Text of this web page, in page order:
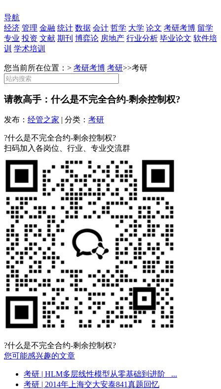
导航
经济 管理 金融 统计 数据 会计 哲学 大学 论文 考研考博 留学
专业 投资 文献 期刊 博弈论 房地产 行业分析 毕业论文 软件培
训 学术培训
您当前所在位置：> 考研考博 考研>>考研
请教高手：什么是不完全合约-剩余控制权?
发布： 经管之家 | 分类： 考研
?什么是不完全合约-剩余控制权?
扫码加入各岗位、行业、专业交流群
?什么是不完全合约-剩余控制权?
您可能感兴趣的文章
考研 | HLM多层线性模型从零基础到进阶_ ...
考研 | 2014年上海交大安泰841真题回忆